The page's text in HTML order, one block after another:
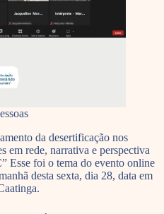
da desertificação nos
em rede, narrativa e perspectiva
Esse foi o tema do evento online
desta sexta, dia 28, data em